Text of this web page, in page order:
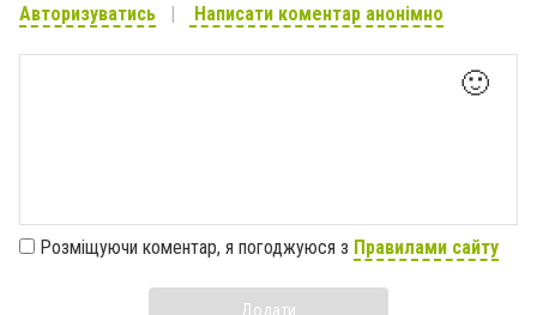
Авторизуватись Написати коментар анонімно
🙂
Розміщуючи коментар, я погоджуюся з Правилами сайту
Додати